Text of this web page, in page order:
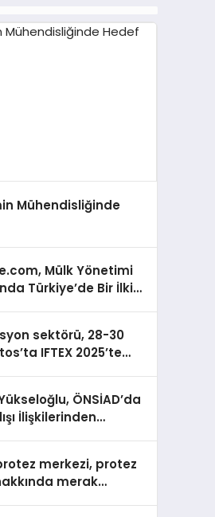
Mühendisliğinde
Mülk Yönetimi
Türkiye’de Bir İlki
sektörü, 28-30
IFTEX 2025’te
ÖNSİAD’da
İlişkilerinden
merkezi, protez
merak